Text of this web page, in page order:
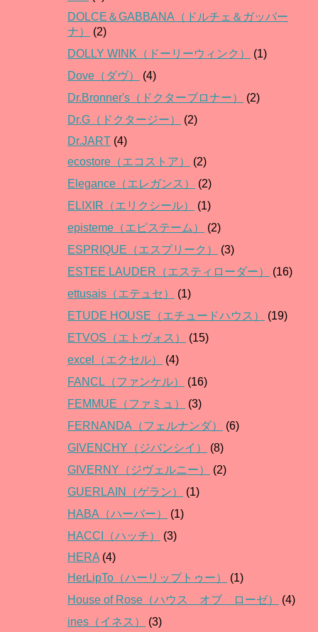
DOLCE＆GABBANA（ドルチェ＆ガッバー
ナ）
(2)
DOLLY WINK（ドーリーウィンク）
(1)
Dove（ダヴ）
(4)
Dr.Bronner's（ドクターブロナー）
(2)
Dr.G（ドクタージー）
(2)
Dr.JART (4)
ecostore（エコストア）
(2)
Elegance（エレガンス）
(2)
ELIXIR（エリクシール）
(1)
episteme（エピステーム）
(2)
ESPRIQUE（エスプリーク）
(3)
ESTEE LAUDER（エスティローダー）
(16)
ettusais（エテュセ）
(1)
ETUDE HOUSE（エチュードハウス）
(19)
ETVOS（エトヴォス）
(15)
excel（エクセル）
(4)
FANCL（ファンケル）
(16)
FEMMUE（ファミュ）
(3)
FERNANDA（フェルナンダ）
(6)
GIVENCHY（ジバンシイ）
(8)
GIVERNY（ジヴェルニー）
(2)
GUERLAIN（ゲラン）
(1)
HABA（ハーバー）
(1)
HACCI（ハッチ）
(3)
HERA (4)
HerLipTo（ハーリップトゥー）
(1)
House of Rose（ハウス オブ ローゼ）
(4)
ines（イネス）
(3)